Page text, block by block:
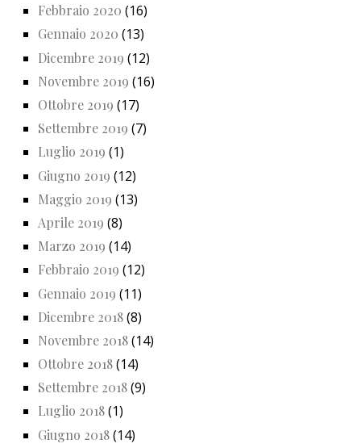
Febbraio 2020 (16)
Gennaio 2020 (13)
Dicembre 2019 (12)
Novembre 2019 (16)
Ottobre 2019 (17)
Settembre 2019 (7)
Luglio 2019 (1)
Giugno 2019 (12)
Maggio 2019 (13)
Aprile 2019 (8)
Marzo 2019 (14)
Febbraio 2019 (12)
Gennaio 2019 (11)
Dicembre 2018(8)
Novembre 2018(14)
Ottobre 2018(14)
Settembre 2018(9)
Luglio 2018(1)
Giugno 2018(14)